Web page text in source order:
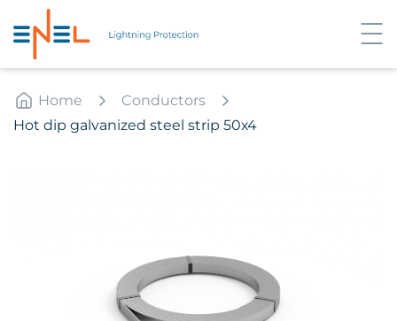
Home
Conductors
Hot dip galvanized steel strip 50х4